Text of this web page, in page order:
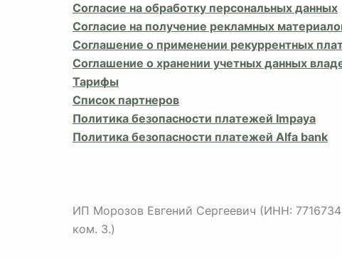
Согласие на обработку персональных данных
Согласие на получение рекламных
Соглашение о применении рекуррентных
Соглашение о хранении учетных данных
Тарифы
Список партнеров
Политика безопасности платежей Impaya
Политика безопасности платежей Alfa bank
ИП Морозов Евгений Сергеевич (ИНН:
ком. 3.)